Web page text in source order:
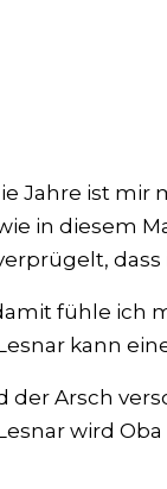
Jahre ist mir
in diesem
dass
fühle ich
kann
der Arsch
wird